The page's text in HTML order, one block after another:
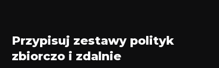
Przypisuj zestawy polityk
zbiorczo i zdalnie